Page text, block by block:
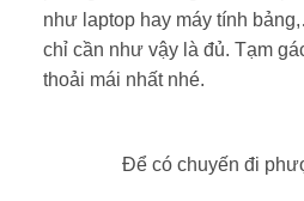
như laptop hay máy tính
chỉ cần như vậy là đủ. Tạm
thoải mái nhất nhé.
Để có chuyến đi